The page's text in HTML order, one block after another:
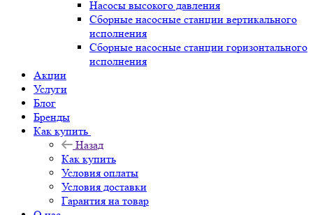
Насосы высокого давления
Сборные насосные станции вертикального
исполнения
Сборные насосные станции горизонтального
исполнения
Акции
Услуги
Блог
Бренды
Как купить
Назад
Как купить
Условия оплаты
Условия доставки
Гарантия на товар